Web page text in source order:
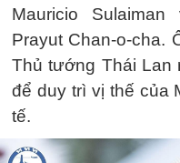
Mauricio
Prayut Chan-o-cha.
Thủ tướng Thái Lan
để duy trì vị thế của
tế.